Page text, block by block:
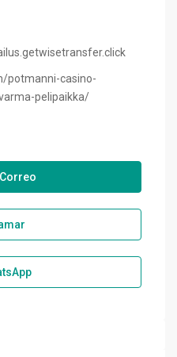
potmanni-casino-
pelipaikka/